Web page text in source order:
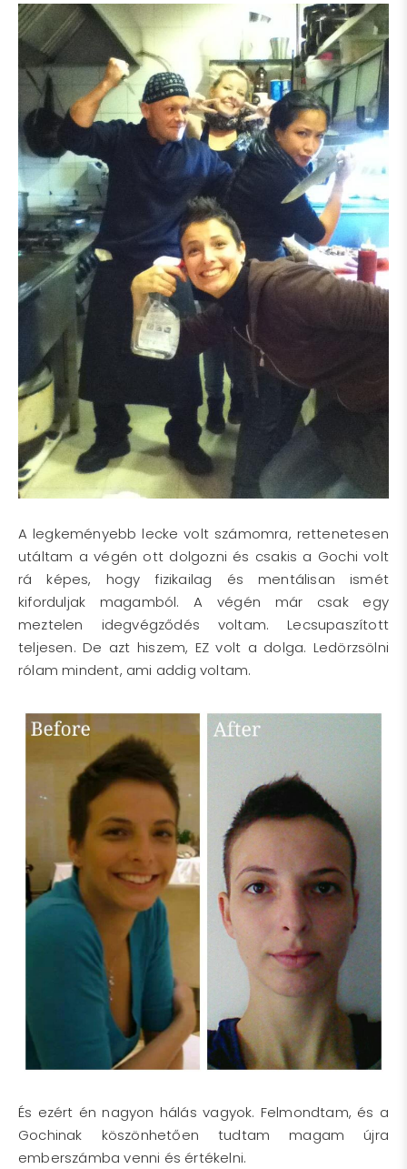
A legkeményebb lecke volt számomra, rettenetesen
utáltam a végén ott dolgozni és csakis a Gochi volt
rá képes, hogy fizikailag és mentálisan ismét
kiforduljak magamból. A végén már csak egy
meztelen idegvégződés voltam. Lecsupaszított
teljesen. De azt hiszem, EZ volt a dolga. Ledörzsölni
rólam mindent, ami addig voltam.
És ezért én nagyon hálás vagyok. Felmondtam, és a
Gochinak köszönhetően tudtam magam újra
emberszámba venni és értékelni.